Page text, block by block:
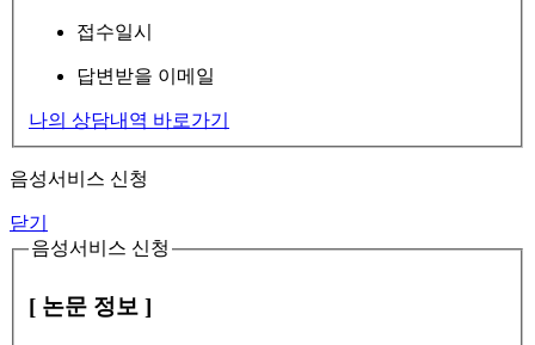
접수일시
답변받을 이메일
나의 상담내역 바로가기
음성서비스 신청
닫기
음성서비스 신청
[ 논문 정보 ]